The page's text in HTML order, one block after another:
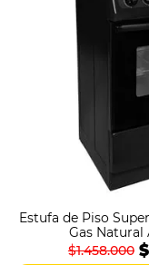
Estufa de Piso
Gas Natural
$1.458.000